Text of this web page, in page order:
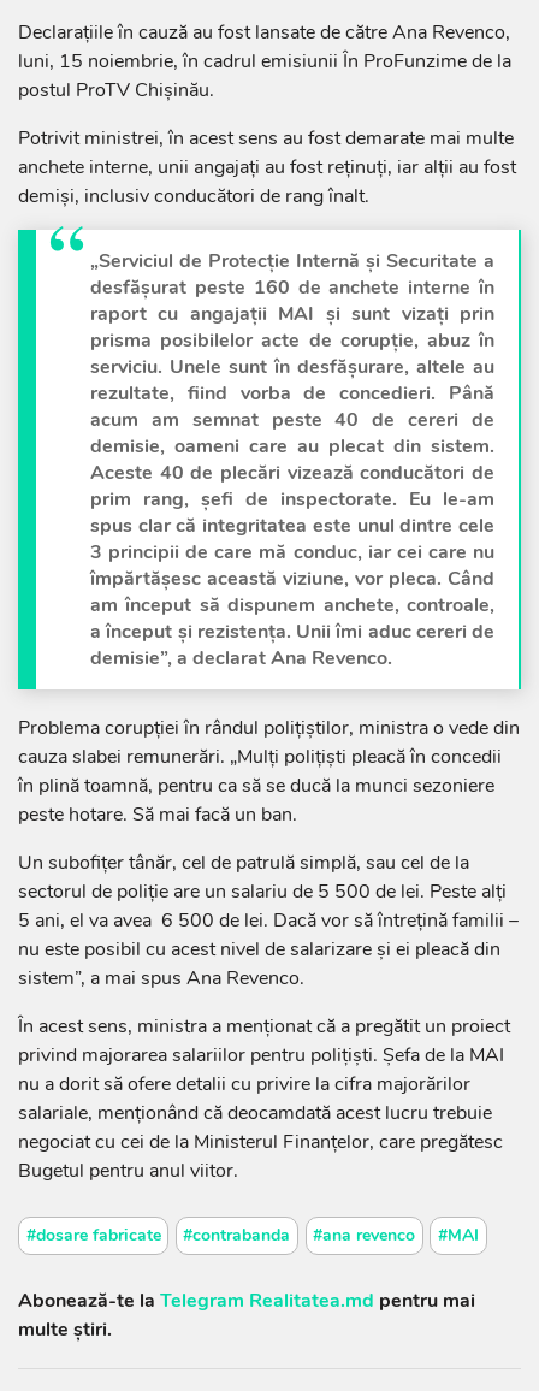
Declarațiile în cauză au fost lansate de către Ana Revenco,
luni, 15 noiembrie, în cadrul emisiunii În ProFunzime de la
postul ProTV Chișinău.
Potrivit ministrei, în acest sens au fost demarate mai multe
anchete interne, unii angajați au fost reținuți, iar alții au fost
demiși, inclusiv conducători de rang înalt.
„Serviciul de Protecţie Internă şi Securitate a
desfăşurat peste 160 de anchete interne în
raport cu angajaţii MAI şi sunt vizaţi prin
prisma posibilelor acte de corupţie, abuz în
serviciu. Unele sunt în desfăşurare, altele au
rezultate, fiind vorba de concedieri. Până
acum am semnat peste 40 de cereri de
demisie, oameni care au plecat din sistem.
Aceste 40 de plecări vizează conducători de
prim rang, şefi de inspectorate. Eu le-am
spus clar că integritatea este unul dintre cele
3 principii de care mă conduc, iar cei care nu
împărtăşesc această viziune, vor pleca. Când
am început să dispunem anchete, controale,
a început şi rezistenţa. Unii îmi aduc cereri de
demisie”, a declarat Ana Revenco.
Problema corupției în rândul polițiștilor, ministra o vede din
cauza slabei remunerări. „Mulți polițiști pleacă în concedii
în plină toamnă, pentru ca să se ducă la munci sezoniere
peste hotare. Să mai facă un ban.
Un subofițer tânăr, cel de patrulă simplă, sau cel de la
sectorul de poliție are un salariu de 5 500 de lei. Peste alți
5 ani, el va avea 6 500 de lei. Dacă vor să întrețină familii –
nu este posibil cu acest nivel de salarizare și ei pleacă din
sistem”, a mai spus Ana Revenco.
În acest sens, ministra a menționat că a pregătit un proiect
privind majorarea salariilor pentru polițiști. Șefa de la MAI
nu a dorit să ofere detalii cu privire la cifra majorărilor
salariale, menționând că deocamdată acest lucru trebuie
negociat cu cei de la Ministerul Finanțelor, care pregătesc
Bugetul pentru anul viitor.
#dosare fabricate #contrabanda #ana revenco #MAI
Abonează-te la Telegram Realitatea.md pentru mai
multe știri.